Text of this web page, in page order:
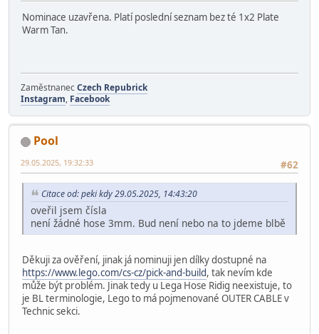
Nominace uzavřena. Platí poslední seznam bez té 1x2 Plate
Warm Tan.
ZaměstnanecCzech Repubrick
Instagram, Facebook
Pool
#62
29.05.2025, 19:32:33
Citace od: peki kdy 29.05.2025, 14:43:20
oveřil jsem čísla
není žádné hose 3mm. Bud není nebo na to jdeme blbě
Děkuji za ověření, jinak já nominuji jen dílky dostupné na
https://www.lego.com/cs-cz/pick-and-build, tak nevím kde
může být problém. Jinak tedy u Lega Hose Ridig neexistuje, to
je BL terminologie, Lego to má pojmenované OUTER CABLE v
Technic sekci.